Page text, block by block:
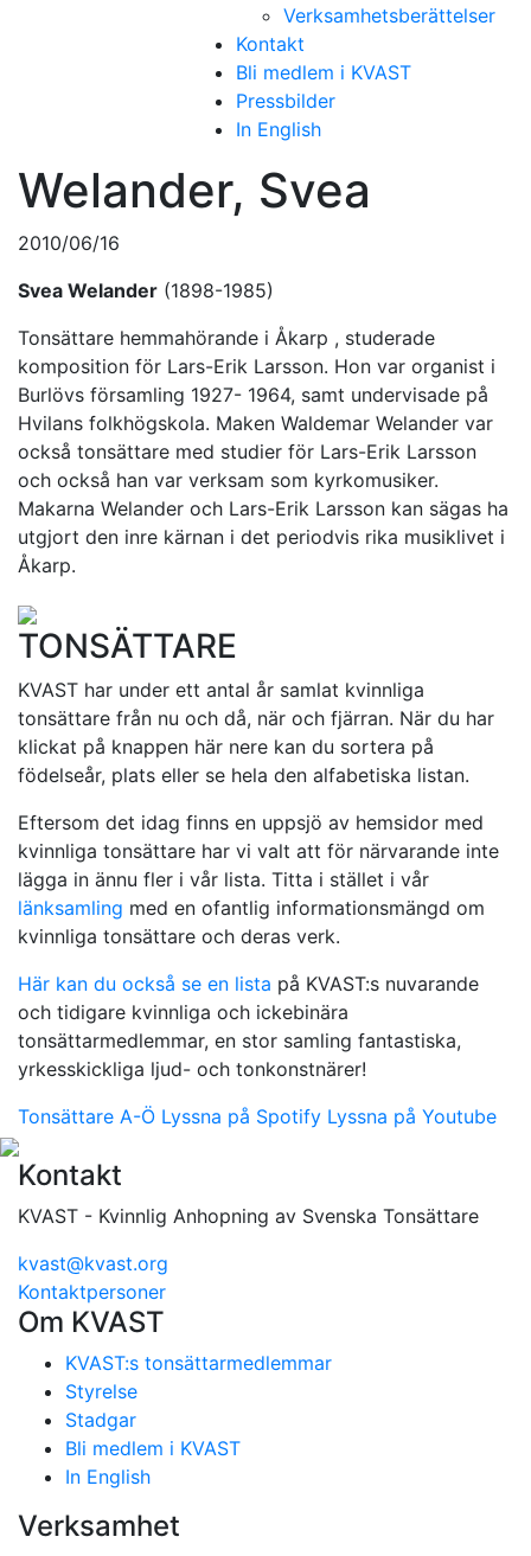
Verksamhetsberättelser
Kontakt
Bli medlem i KVAST
Pressbilder
In English
Welander, Svea
2010/06/16
Svea Welander (1898-1985)
Tonsättare hemmahörande i Åkarp , studerade
komposition för Lars-Erik Larsson. Hon var organist i
Burlövs församling 1927- 1964, samt undervisade på
Hvilans folkhögskola. Maken Waldemar Welander var
också tonsättare med studier för Lars-Erik Larsson
och också han var verksam som kyrkomusiker.
Makarna Welander och Lars-Erik Larsson kan sägas ha
utgjort den inre kärnan i det periodvis rika musiklivet i
Åkarp.
TONSÄTTARE
KVAST har under ett antal år samlat kvinnliga
tonsättare från nu och då, när och fjärran. När du har
klickat på knappen här nere kan du sortera på
födelseår, plats eller se hela den alfabetiska listan.
Eftersom det idag finns en uppsjö av hemsidor med
kvinnliga tonsättare har vi valt att för närvarande inte
lägga in ännu fler i vår lista. Titta i stället i vår
länksamling med en ofantlig informationsmängd om
kvinnliga tonsättare och deras verk.
Här kan du också se en lista på KVAST:s nuvarande
och tidigare kvinnliga och ickebinära
tonsättarmedlemmar, en stor samling fantastiska,
yrkesskickliga ljud- och tonkonstnärer!
Tonsättare A-Ö Lyssna på Spotify Lyssna på Youtube
Kontakt
KVAST - Kvinnlig Anhopning av Svenska Tonsättare
kvast@kvast.org
Kontaktpersoner
Om KVAST
KVAST:s tonsättarmedlemmar
Styrelse
Stadgar
Bli medlem i KVAST
In English
Verksamhet